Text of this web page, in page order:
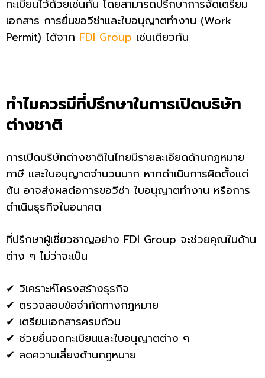
ทะเบียนไว้ด้วยเช่นกัน โดยสามารถปรึกษาการจัดเตรียม
เอกสาร การยื่นขอวีซ่าและใบอนุญาตทำงาน (Work
Permit) ได้จาก FDI Group เช่นเดียวกัน
ทำไมควรมีที่ปรึกษาในการเปิดบริษัท
ต่างชาติ
การเปิดบริษัทต่างชาติในไทยมีรายละเอียดด้านกฎหมาย
ภาษี และใบอนุญาตจำนวนมาก หากดำเนินการผิดตั้งแต่
ต้น อาจส่งผลต่อการขอวีซ่า ใบอนุญาตทำงาน หรือการ
ดำเนินธุรกิจในอนาคต
ที่ปรึกษาผู้เชี่ยวชาญอย่าง FDI Group จะช่วยคุณในด้าน
ต่าง ๆ ไม่ว่าจะเป็น
✔ วิเคราะห์โครงสร้างธุรกิจ
✔ ตรวจสอบข้อจำกัดทางกฎหมาย
✔ เตรียมเอกสารครบถ้วน
✔ ช่วยยื่นจดทะเบียนและใบอนุญาตต่าง ๆ
✔ ลดความเสี่ยงด้านกฎหมาย